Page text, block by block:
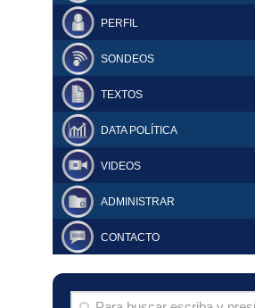
PERFIL
SONDEOS
TEXTOS
DATA POLÍTICA
VIDEOS
ADMINISTRAR
CONTACTO